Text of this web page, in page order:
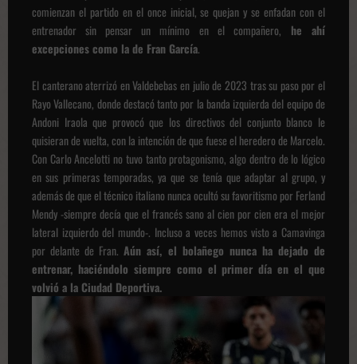
comienzan el partido en el once inicial, se quejan y se enfadan con el
entrenador sin pensar un mínimo en el compañero, he ahí
excepciones como la de Fran García.
El canterano aterrizó en Valdebebas en julio de 2023 tras su paso por el
Rayo Vallecano, donde destacó tanto por la banda izquierda del equipo de
Andoni Iraola que provocó que los directivos del conjunto blanco le
quisieran de vuelta, con la intención de que fuese el heredero de Marcelo.
Con Carlo Ancelotti no tuvo tanto protagonismo, algo dentro de lo lógico
en sus primeras temporadas, ya que se tenía que adaptar al grupo, y
además de que el técnico italiano nunca ocultó su favoritismo por Ferland
Mendy -siempre decía que el francés sano al cien por cien era el mejor
lateral izquierdo del mundo-. Incluso a veces hemos visto a Camavinga
por delante de Fran.Aún así, el bolañego nunca ha dejado de
entrenar, haciéndolo siempre como el primer día en el que
volvió a la Ciudad Deportiva.